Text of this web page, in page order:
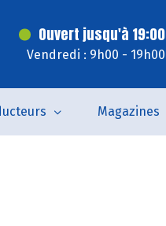
Ouvert jusqu'à 19:00
Vendredi : 9h00 - 19h00
Magazines